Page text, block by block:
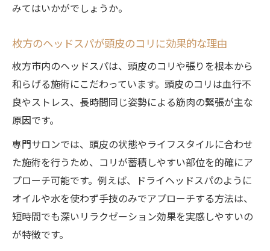
肩首のこりを緩和するヘッドスパの手技解
寝落ちする心地よさがヘッドスパの魅力
自宅では味わえない疲労回復の秘密を紹介
ヘッドスパ専門施術が自宅ケアと異なる理
由
さ
自分では届かない頭皮ケアのポイント解説
サロンでしか体験できない癒しのヘッドス
パ
ドライヘッドスパで味わえる特別なリラッ
クス
みてはいかがでしょうか。
枚方のヘッドスパが頭皮のコリに効果的な理由
枚方市内のヘッドスパは、頭皮のコリや張りを根本から
和らげる施術にこだわっています。頭皮のコリは血行不
良やストレス、長時間同じ姿勢による筋肉の緊張が主な
原因です。
専門サロンでは、頭皮の状態やライフスタイルに合わせ
た施術を行うため、コリが蓄積しやすい部位を的確にア
プローチ可能です。例えば、ドライヘッドスパのように
オイルや水を使わず手技のみでアプローチする方法は、
短時間でも深いリラクゼーション効果を実感しやすいの
が特徴です。